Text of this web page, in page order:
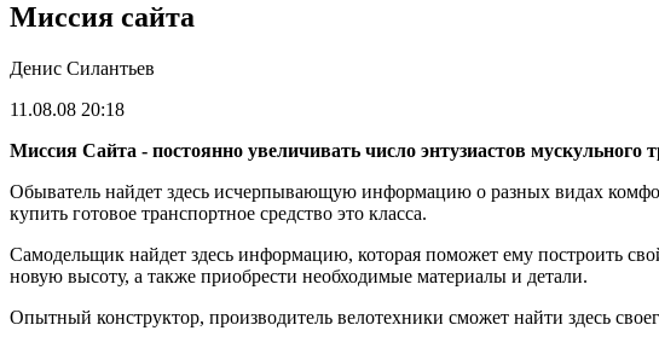
Миссия сайта
Денис Силантьев
11.08.08 20:18
Миссия Сайта - постоянно увеличивать число энтузиастов
Обыватель найдет здесь исчерпывающую информацию о разных видах
купить готовое транспортное средство это класса.
Самодельщик найдет здесь информацию, которая поможет ему построить
новую высоту, а также приобрести необходимые материалы и детали.
Опытный конструктор, производитель велотехники сможет найти здесь